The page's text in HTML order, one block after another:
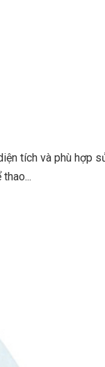
tích và phù hợp